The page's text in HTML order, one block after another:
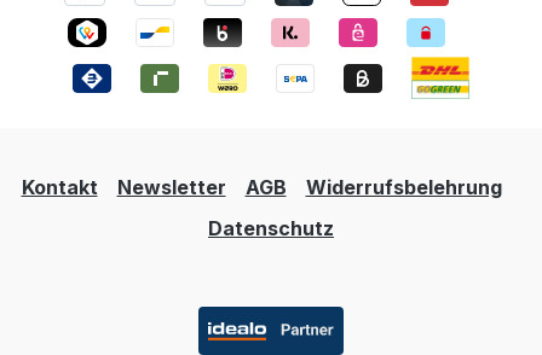
Kontakt Newsletter AGB
Widerrufsbelehrung
Datenschutz